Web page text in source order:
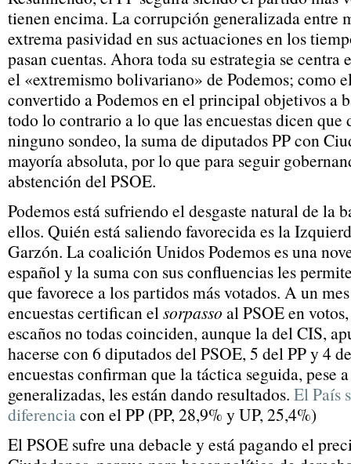
tienen encima. La corrupción generalizada entre
extrema pasividad en sus actuaciones en los
pasan cuentas. Ahora toda su estrategia se centra
el «extremismo bolivariano» de Podemos; como
convertido a Podemos en el principal objetivos a
todo lo contrario a lo que las encuestas dicen que
ninguno sondeo, la suma de diputados PP con
mayoría absoluta, por lo que para seguir
abstención del PSOE.
Podemos está sufriendo el desgaste natural de la
ellos. Quién está saliendo favorecida es la
Garzón. La coalición Unidos Podemos es una
español y la suma con sus confluencias les
que favorece a los partidos más votados. A un
encuestas certifican elsorpasso al PSOE en
escaños no todas coinciden, aunque la del CIS,
hacerse con 6 diputados del PSOE, 5 del PP y 4
encuestas confirman que la táctica seguida, pese
generalizadas, les están dando resultados. El País
diferenciacon el PP (PP, 28,9% y UP, 25,4%)
El PSOE sufre una debacle y está pagando el